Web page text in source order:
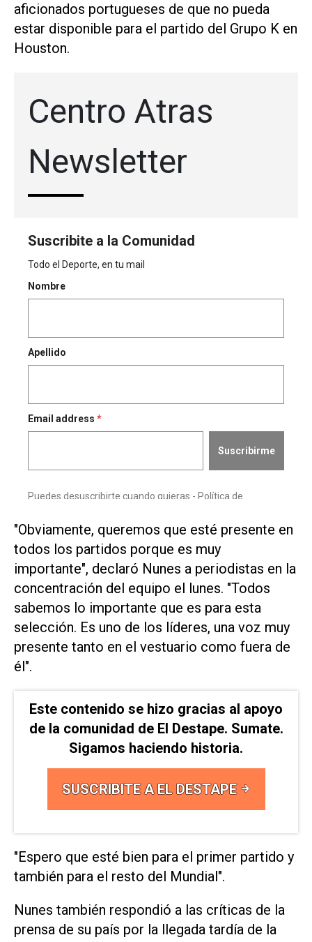
aficionados portugueses ⁠de que no pueda
estar disponible para el partido ‌del Grupo K en
Houston.
"Obviamente, queremos que esté ⁠presente en
todos los partidos porque ⁠es muy
importante", declaró Nunes a periodistas en la
concentración del equipo el lunes. "Todos
sabemos lo importante que es para esta
selección. ⁠Es uno de los líderes, una voz muy
presente ​tanto en el vestuario como fuera de
‌él".
Este contenido se hizo gracias al apoyo
de la comunidad de El Destape. Sumate.
Sigamos haciendo historia.
SUSCRIBITE A EL DESTAPE
"Espero que esté bien para el ‌primer partido y
también para el resto del Mundial".
Nunes ⁠también respondió a las críticas de la
prensa de su país por la llegada tardía de la